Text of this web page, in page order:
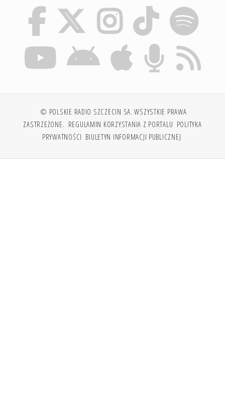
© POLSKIE RADIO SZCZECIN SA. WSZYSTKIE PRAWA
ZASTRZEŻONE. REGULAMIN KORZYSTANIA Z PORTALU POLITYKA
PRYWATNOŚCI BIULETYN INFORMACJI PUBLICZNEJ